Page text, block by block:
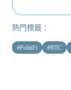
熱門標籤：
#PolitiFi #BTC